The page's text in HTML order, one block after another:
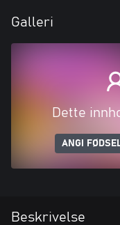
Galleri
Dette
ANGI
Beskrivelse